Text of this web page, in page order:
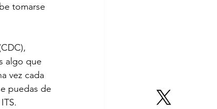
tomarse
algo que
vez cada
puedas de